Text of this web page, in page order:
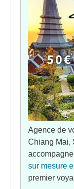
Agence de
Chiang Mai,
sur mesure
premier